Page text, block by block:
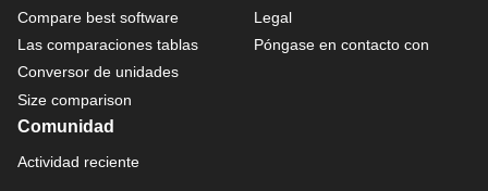
Compare best software
Las comparaciones tablas
Conversor de unidades
Size comparison
Legal
Póngase en contacto con
Comunidad
Actividad reciente